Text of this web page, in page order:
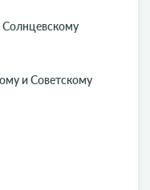
и Советскому